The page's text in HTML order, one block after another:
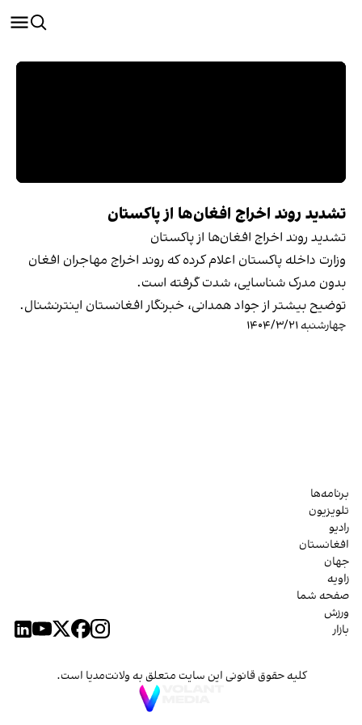
تشدید روند اخراج افغان‌ها از پاکستان
تشدید روند اخراج افغان‌ها از پاکستان
وزارت داخله پاکستان اعلام کرده که روند اخراج مهاجران افغان
بدون مدرک شناسایی، شدت گرفته است.
توضيح بیشتر از جواد همدانی، خبرنگار افغانستان اینترنشنال.
چهارشنبه ۱۴۰۴/۳/۲۱
برنامه‌ها
تلویزیون
رادیو
افغانستان
جهان
زاویه
صفحه شما
ورزش
بازار
کلیه حقوق قانونی این سایت متعلق به ولانت‌مدیا است.